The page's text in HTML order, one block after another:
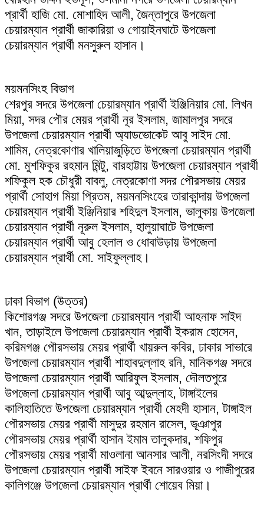
প্রার্থী হাজি মো. মোশাহিদ আলী, জৈন্তাপুরে উপজেলা
চেয়ারম্যান প্রার্থী জাকারিয়া ও গোয়াইনঘাটে উপজেলা
চেয়ারম্যান প্রার্থী মনসুরুল হাসান।
ময়মনসিংহ বিভাগ
শেরপুর সদরে উপজেলা চেয়ারম্যান প্রার্থী ইঞ্জিনিয়ার মো. লিখন
মিয়া, সদর পৌর মেয়র প্রার্থী নূর ইসলাম, জামালপুর সদরে
উপজেলা চেয়ারম্যান প্রার্থী অ্যাডভোকেট আবু সাইদ মো.
শামিম, নেত্রকোণার খালিয়াজুড়িতে উপজেলা চেয়ারম্যান প্রার্থী
মো. মুশফিকুর রহমান মিন্টু, বারহাট্টায় উপজেলা চেয়ারম্যান প্রার্থী
শফিকুল হক চৌধুরী বাবলু, নেত্রকোণা সদর পৌরসভায় মেয়র
প্রার্থী সোহাগ মিয়া প্রিতম, ময়মনসিংহের তারাকান্দায় উপজেলা
চেয়ারম্যান প্রার্থী ইঞ্জিনিয়ার শহিদুল ইসলাম, ভালুকায় উপজেলা
চেয়ারম্যান প্রার্থী নূরুল ইসলাম, হালুয়াঘাটে উপজেলা
চেয়ারম্যান প্রার্থী আবু হেলাল ও ধোবাউড়ায় উপজেলা
চেয়ারম্যান প্রার্থী মো. সাইফুল্লাহ।
ঢাকা বিভাগ (উত্তর)
কিশোরগঞ্জ সদরে উপজেলা চেয়ারম্যান প্রার্থী আহনাফ সাইদ
খান, তাড়াইলে উপজেলা চেয়ারম্যান প্রার্থী ইকরাম হোসেন,
করিমগঞ্জ পৌরসভায় মেয়র প্রার্থী খায়রুল কবির, ঢাকার সাভারে
উপজেলা চেয়ারম্যান প্রার্থী শাহাবদুল্লাহ রনি, মানিকগঞ্জ সদরে
উপজেলা চেয়ারম্যান প্রার্থী আরিফুল ইসলাম, দৌলতপুরে
উপজেলা চেয়ারম্যান প্রার্থী আবু আব্দুল্লাহ, টাঙ্গাইলের
কালিহাতিতে উপজেলা চেয়ারম্যান প্রার্থী মেহদী হাসান, টাঙ্গাইল
পৌরসভায় মেয়র প্রার্থী মাসুদুর রহমান রাসেল, ভূঞাপুর
পৌরসভায় মেয়র প্রার্থী হাসান ইমাম তালুকদার, শফিপুর
পৌরসভায় মেয়র প্রার্থী মাওলানা আনসার আলী, নরসিংদী সদরে
উপজেলা চেয়ারম্যান প্রার্থী সাইফ ইবনে সারওয়ার ও গাজীপুরের
কালিগঞ্জে উপজেলা চেয়ারম্যান প্রার্থী শোয়েব মিয়া।